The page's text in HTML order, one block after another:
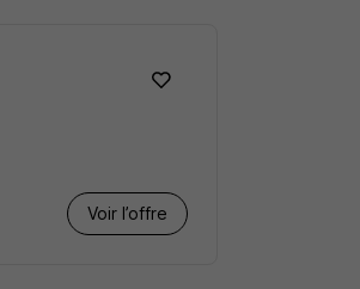
Voir l’offre